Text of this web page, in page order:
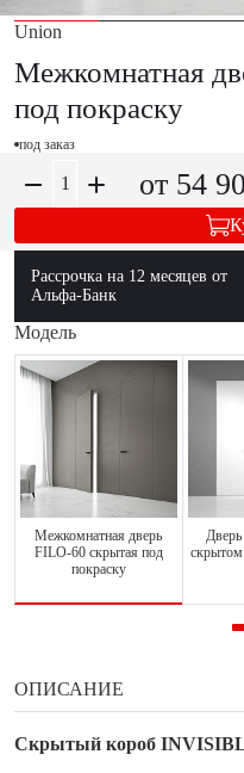
Union
Межкомнатная
под покраску
под заказ
от 54
Рассрочка на 12 месяцев от
Альфа-Банк
Модель
Межкомнатная дверь
FILO-60 скрытая под
покраску
скрытом
ОПИСАНИЕ
Скрытый короб